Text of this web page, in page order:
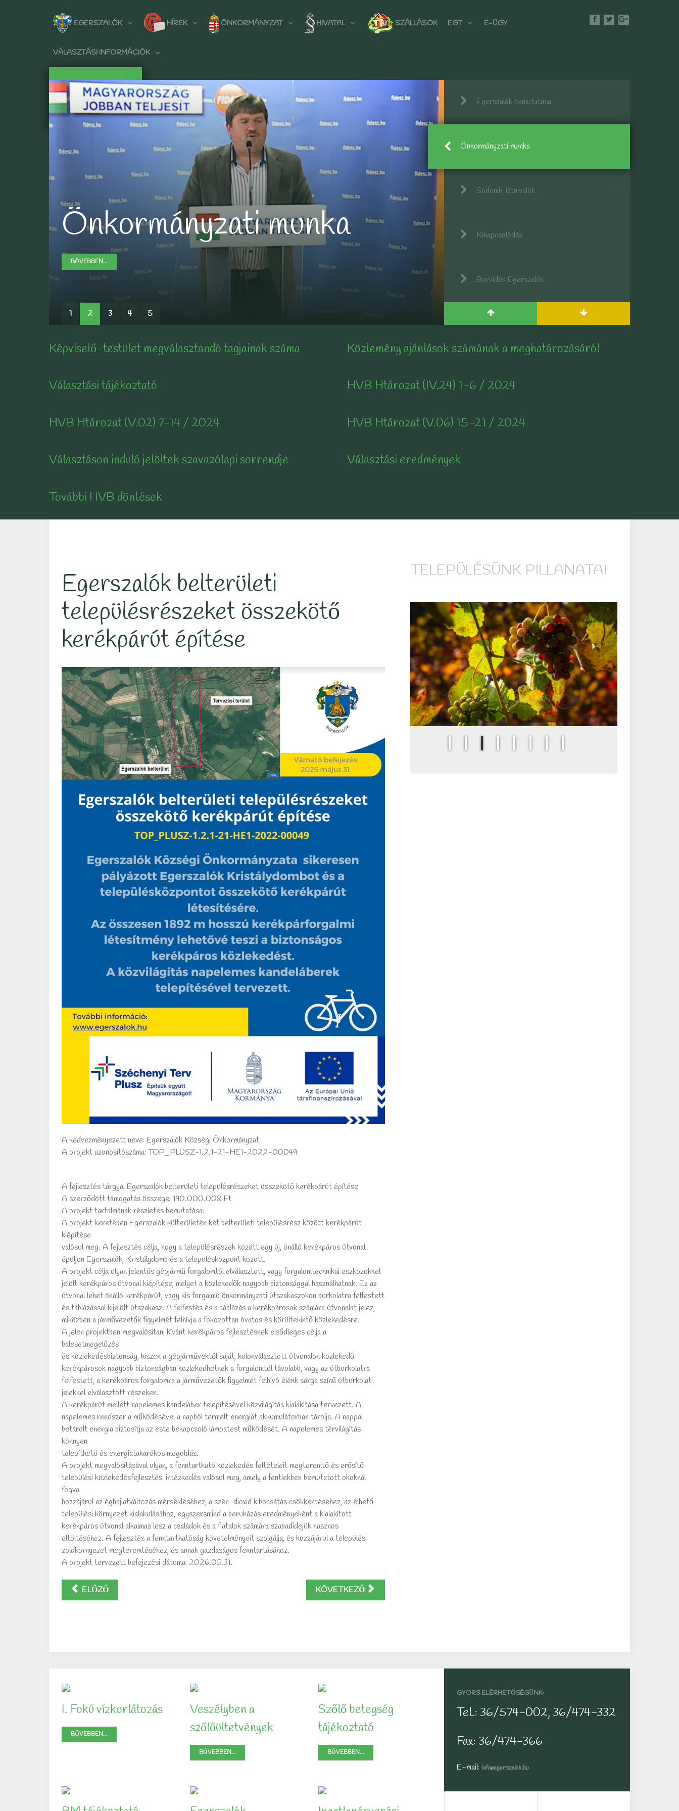
EGERSZALÓK HÍREK ÖNKORMÁNYZAT HIVATAL SZÁLLÁSOK EGT E-ÜGY
VÁLASZTÁSI INFORMÁCIÓK
Önkormányzati munka
BŐVEBBEN...
BŐVEBBEN...
BŐVEBBEN...
BŐVEBBEN...
1 2 3 4 5
Egerszalók bemutatása
Önkormányzati munka
Sódomb, látnivalók
Kikapcsolódás
Borvidék Egerszalók
Képviselő-testület megválasztandó tagjainak száma Közlemény ajánlások számának a meghatározásáról
Választási tájékoztató HVB Htározat (IV.24) 1-6 / 2024
HVB Htározat (V.02) 7-14 / 2024 HVB Htározat (V.06) 15-21 / 2024
Választáson induló jelöltek szavazólapi sorrendje Választási eredmények
További HVB döntések
Egerszalók belterületi
településrészeket összekötő
kerékpárút építése
A kedvezményezett neve: Egerszalók Községi Önkormányzat
A projekt azonosítószáma: TOP_PLUSZ-1.2.1-21-HE1-2022-00049
A fejlesztés tárgya: Egerszalók belterületi településrészeket összekötő kerékpárút építése
A szerződött támogatás összege: 190.000.008 Ft
A projekt tartalmának részletes bemutatása:
A projekt keretében Egerszalók külterületén két belterületi településrész között kerékpárút
kiépítése
valósul meg. A fejlesztés célja, hogy a településrészek között egy új, önálló kerékpáros útvonal
épüljön Egerszalók, Kristálydomb és a településközpont között.
A projekt célja olyan jelentős gépjármű forgalomtól elválasztott, vagy forgalomtechnikai eszközökkel
jelölt kerékpáros útvonal kiépítése, melyet a közlekedők nagyobb biztonsággal használhatnak. Ez az
útvonal lehet önálló kerékpárút, vagy kis forgalmú önkormányzati útszakaszokon burkolatra felfestett
és táblázással kijelölt útszakasz. A felfestés és a táblázás a kerékpárosok számára útvonalat jelez,
miközben a járművezetők figyelmét felhívja a fokozottan óvatos és körültekintő közlekedésre.
A jelen projektben megvalósítani kívánt kerékpáros fejlesztésnek elsődleges célja a
balesetmegelőzés
és közlekedésbiztonság, hiszen a gépjárművektől saját, különválasztott útvonalon közlekedő
kerékpárosok nagyobb biztonságban közlekedhetnek a forgalomtól távolabb, vagy az útburkolatra
felfestett, a kerékpáros forgalomra a járművezetők figyelmét felhívó élénk sárga színű útburkolati
jelekkel elválasztott részeken.
A kerékpárút mellett napelemes kandeláber telepítésével közvilágítás kialakítása tervezett. A
napelemes rendszer a működésével a napból termelt energiát akkumulátorban tárolja. A nappal
betárolt energia biztosítja az este bekapcsoló lámpatest működését. A napelemes térvilágítás
könnyen
telepíthető és energiatakarékos megoldás.
A projekt megvalósításával olyan, a fenntartható közlekedés feltételeit megteremtő és erősítő
települési közlekedésfejlesztési intézkedés valósul meg, amely a fentiekben bemutatott okoknál
fogva
hozzájárul az éghajlatváltozás mérsékléséhez, a szén-dioxid kibocsátás csökkentéséhez, az élhető
települési környezet kialakulásához, egyszersmind a beruházás eredményeként a kialakított
kerékpáros útvonal alkalmas lesz a családok és a fiatalok számára szabadidejük hasznos
eltöltéséhez. A fejlesztés a fenntarthatóság követelményeit szolgálja, és hozzájárul a települési
zöldkörnyezet megteremtéséhez, és annak gazdaságos fenntartásához.
A projekt tervezett befejezési dátuma: 2026.05.31.
ELŐZŐ KÖVETKEZŐ
TELEPÜLÉSÜNK PILLANATAI
I. Fokú vízkorlátozás
BŐVEBBEN...
Veszélyben a
szőlőültetvények
BŐVEBBEN...
Szőlő betegség
tájékoztató
BŐVEBBEN...
GYORS ELÉRHETŐSÉGÜNK:
Tel.: 36/574-002, 36/474-332
Fax: 36/474-366
E-mail: info@egerszalok.hu